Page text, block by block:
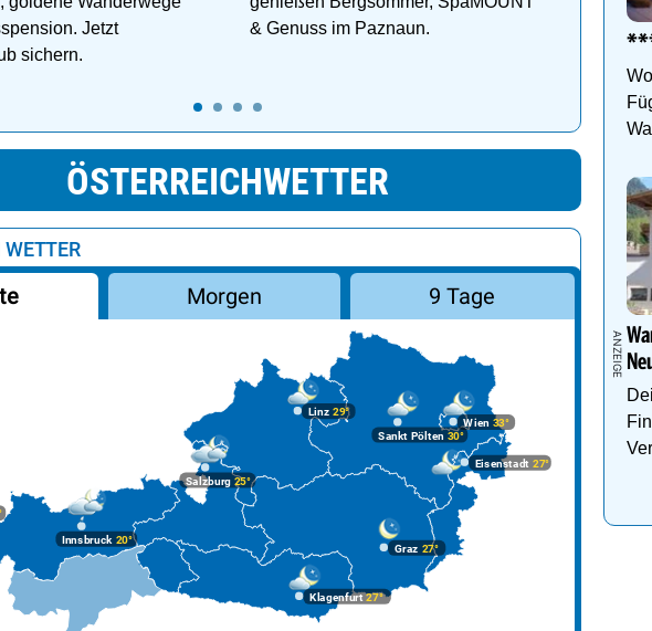
Jetzt
sichern.
& Genuss im Paznaun.
ÖSTERREICHWETTER
WETTER
Morgen 9 Tage
Graz 27°
Innsbruck20°
Klagenfurt27°
Linz 29°
Salzburg25°
Wien 33°
Eisenstadt 27°
Sankt Pölten 30°